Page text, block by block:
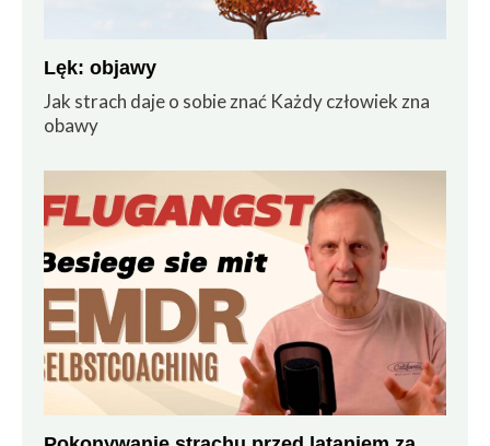
Lęk: objawy
Jak strach daje o sobie znać Każdy człowiek zna
obawy